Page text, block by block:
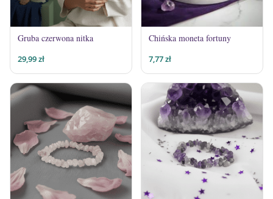
Gruba czerwona nitka
29,99zł
Chińska moneta fortuny
7,77zł